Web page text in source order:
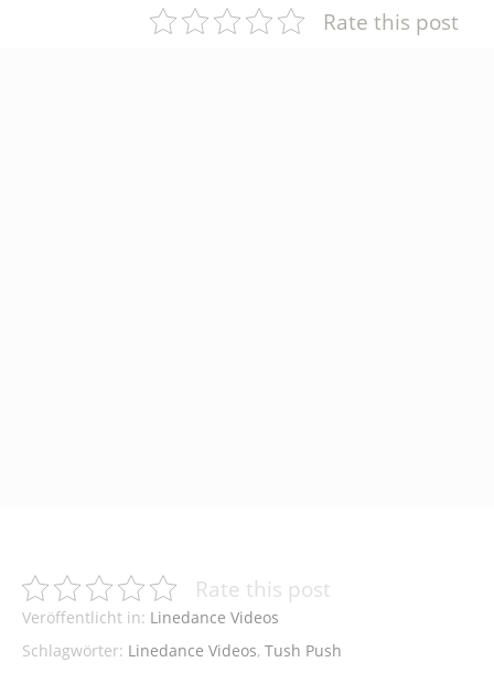
Rate this post
Rate this post
Veröffentlicht in: Linedance Videos
Schlagwörter: Linedance Videos, Tush Push